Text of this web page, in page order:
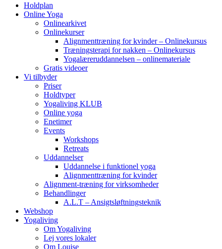
Holdplan
Online Yoga
Onlinearkivet
Onlinekurser
Alignmenttræning for kvinder – Onlinekursus
Træningsterapi for nakken – Onlinekursus
Yogalæreruddannelsen – onlinemateriale
Gratis videoer
Vi tilbyder
Priser
Holdtyper
Yogaliving KLUB
Online yoga
Enetimer
Events
Workshops
Retreats
Uddannelser
Uddannelse i funktionel yoga
Alignmenttræning for kvinder
Alignment-træning for virksomheder
Behandlinger
A.L.T – Ansigtsløftningsteknik
Webshop
Yogaliving
Om Yogaliving
Lej vores lokaler
Om Louise